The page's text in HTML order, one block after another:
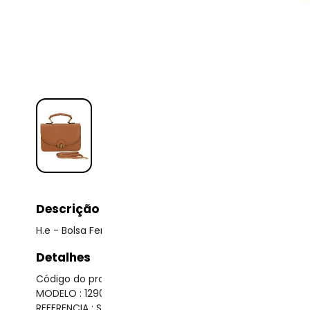
Descrição
H.e - Bolsa Feminina H.E Ww0118 - Caramelo
Detalhes
Código do produto: 24195576
MODELO : 1290273